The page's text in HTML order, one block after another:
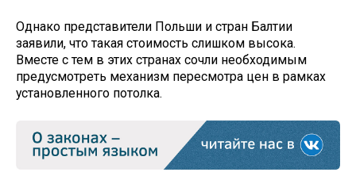
Однако представители Польши и стран Балтии
заявили, что такая стоимость слишком высока.
Вместе с тем в этих странах сочли необходимым
предусмотреть механизм пересмотра цен в рамках
установленного потолка.